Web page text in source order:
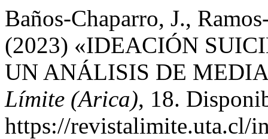
Baños-Chaparro, J.,
(2023) «IDEACIÓN
UN ANÁLISIS DE
Límite (Arica), 18.
https://revistalimite.uta.cl/